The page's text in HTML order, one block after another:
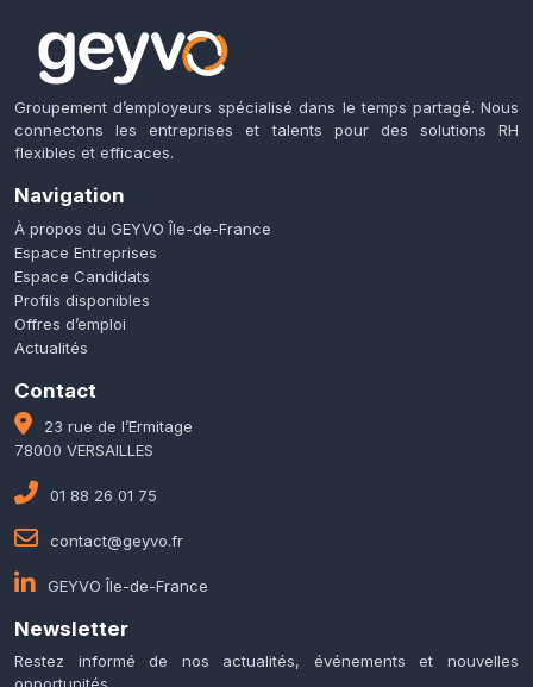
Groupement d’employeurs spécialisé dans le temps partagé. Nous
connectons les entreprises et talents pour des solutions RH
flexibles et efficaces.
Navigation
À propos du GEYVO Île-de-France
Espace Entreprises
Espace Candidats
Profils disponibles
Offres d’emploi
Actualités
Contact
23 rue de l’Ermitage
78000 VERSAILLES
01 88 26 01 75
contact@geyvo.fr
GEYVO Île-de-France
Newsletter
Restez informé de nos actualités, événements et nouvelles